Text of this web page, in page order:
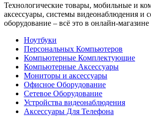
Технологические товары, мобильные и
аксессуары, системы видеонаблюдения и
оборудование – всё это в онлайн-
Ноутбуки
Персональных Компьютеров
Компьютерные Комплектующие
Компьютерные Аксессуары
Мониторы и аксессуары
Офисное Оборудование
Сетевое Оборудование
Устройства видеонаблюдения
Аксессуары Для Телефона